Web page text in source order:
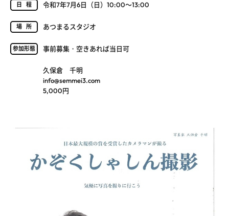
日程 令和7年7月6日（日）10:00～13:00
場所 あつまるスタジオ
参加形態 事前募集・空きあれば当日可
久保倉 千明
info@semmei3.com
5,000円